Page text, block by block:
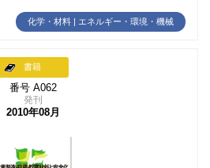
化学・材料 | エネルギー・環境・機械
書籍
番号 A062
発刊
2010年08月